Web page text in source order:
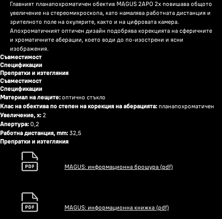
Главният планапохроматичен обектив MAGUS 2APO 2x повишава общото
увеличение на стереомикроскопа, като намалява работната дистанция и
зрителното поле на окулярите, както и на цифровата камера.
Апохроматичният оптичен дизайн подобрява корекцията на сферичните
и хроматичните аберации, което води до по-изострени и ясни
изображения.
Съвместимост
Спецификации
Препратки и изтегляния
Съвместимост
Спецификации
Материал на лещите: оптично стъкло
Клас на обектива по степен на корекция на аберацията: планапохроматичен
Увеличение, x: 2
Апертура: 0,2
Работна дистанция, mm: 32,5
Препратки и изтегляния
MAGUS: информационна брошура (pdf)
MAGUS: информационна книжка (pdf)